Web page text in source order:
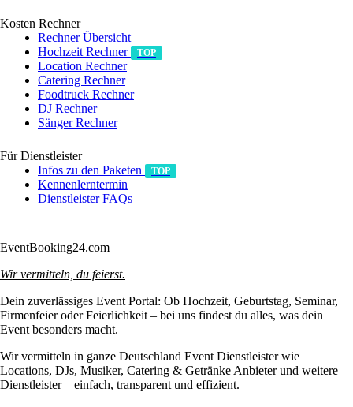
Kosten Rechner
Rechner Übersicht
Hochzeit Rechner
TOP
Location Rechner
Catering Rechner
Foodtruck Rechner
DJ Rechner
Sänger Rechner
Für Dienstleister
Infos zu den Paketen
TOP
Kennenlerntermin
Dienstleister FAQs
EventBooking24.com
Wir vermitteln, du feierst.
Dein zuverlässiges Event Portal: Ob Hochzeit, Geburtstag, Seminar,
Firmenfeier oder Feierlichkeit – bei uns findest du alles, was dein
Event besonders macht.
Wir vermitteln in ganze Deutschland Event Dienstleister wie
Locations, DJs, Musiker, Catering & Getränke Anbieter und weitere
Dienstleister – einfach, transparent und effizient.